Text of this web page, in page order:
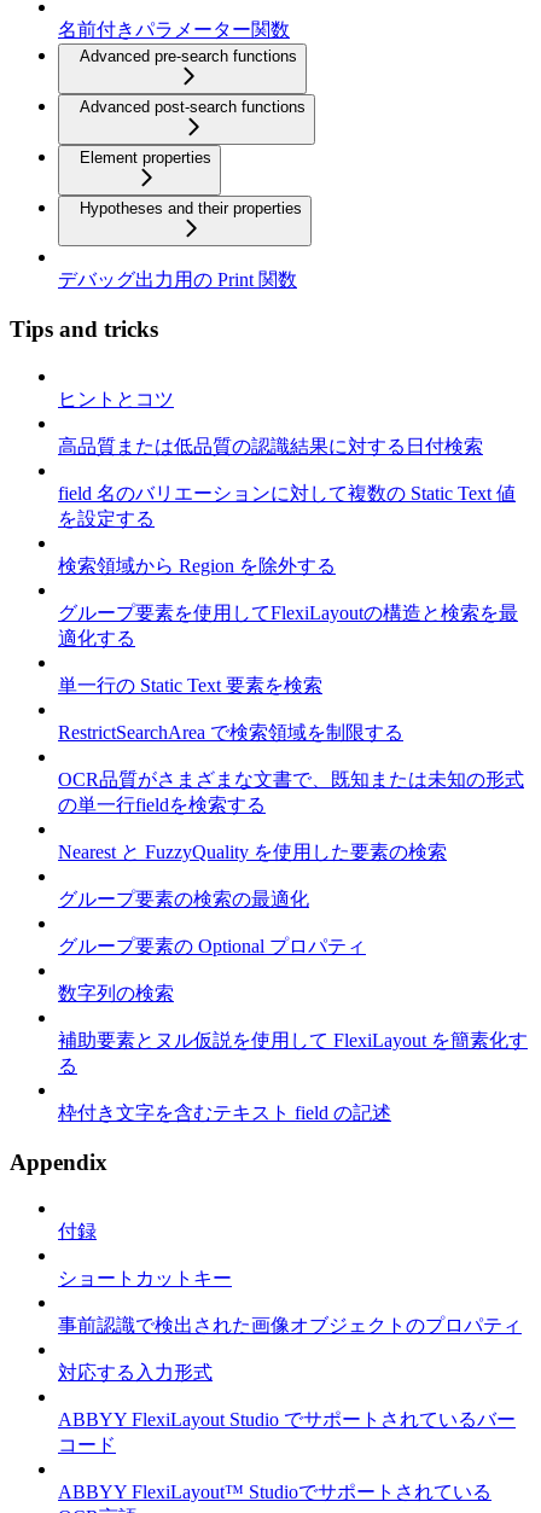
名前付きパラメーター関数
Advanced pre-search functions
Advanced post-search functions
Element properties
Hypotheses and their properties
デバッグ出力用の Print 関数
Tips and tricks
ヒントとコツ
高品質または低品質の認識結果に対する日付検索
field 名のバリエーションに対して複数の Static Text 値
を設定する
検索領域から Region を除外する
グループ要素を使用してFlexiLayoutの構造と検索を最
適化する
単一行の Static Text 要素を検索
RestrictSearchArea で検索領域を制限する
OCR品質がさまざまな文書で、既知または未知の形式
の単一行fieldを検索する
Nearest と FuzzyQuality を使用した要素の検索
グループ要素の検索の最適化
グループ要素の Optional プロパティ
数字列の検索
補助要素とヌル仮説を使用して FlexiLayout を簡素化す
る
枠付き文字を含むテキスト field の記述
Appendix
付録
ショートカットキー
事前認識で検出された画像オブジェクトのプロパティ
対応する入力形式
ABBYY FlexiLayout Studio でサポートされているバー
コード
ABBYY FlexiLayout™ Studioでサポートされている